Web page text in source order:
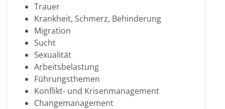
Trauer
Krankheit, Schmerz, Behinderung
Migration
Sucht
Sexualität
Arbeitsbelastung
Führungsthemen
Konflikt- und Krisenmanagement
Changemanagement